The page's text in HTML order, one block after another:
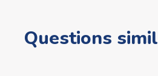
Questions